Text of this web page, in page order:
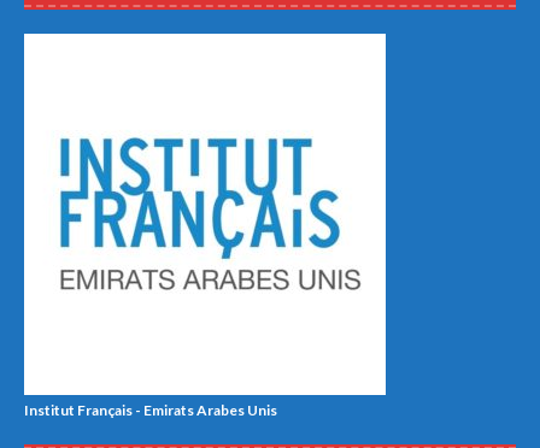
Institut Français - Emirats Arabes Unis